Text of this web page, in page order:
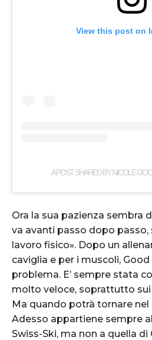
View this post on
A POST SHARED BY NICOLE
Ora la sua pazienza sembra
va avanti passo dopo passo,
lavoro fisico». Dopo un
caviglia e per i muscoli,
problema. E’ sempre stata
molto veloce, soprattutto
Ma quando potrà tornare
Adesso appartiene sempre
Swiss-Ski, ma non a quella di